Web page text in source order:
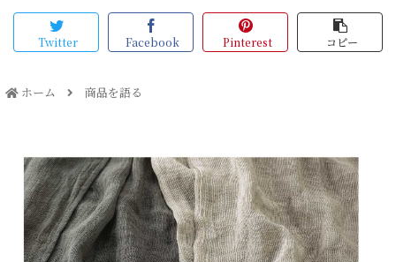
Twitter Facebook Pinterest コピー
ホーム 商品を語る